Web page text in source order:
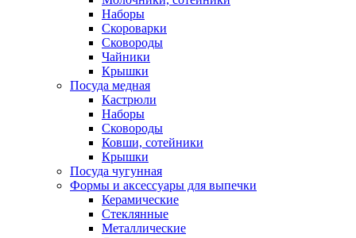
Наборы
Скороварки
Сковороды
Чайники
Крышки
Посуда медная
Кастрюли
Наборы
Сковороды
Ковши, сотейники
Крышки
Посуда чугунная
Формы и аксессуары для выпечки
Керамические
Стеклянные
Металлические